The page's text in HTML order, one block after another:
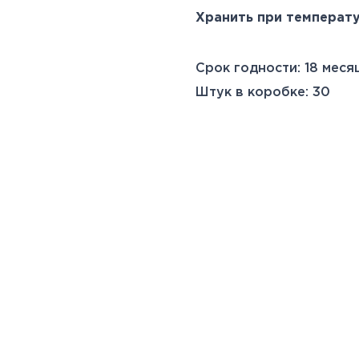
Хранить при
Срок годности: 18
Штук в коробке: 30